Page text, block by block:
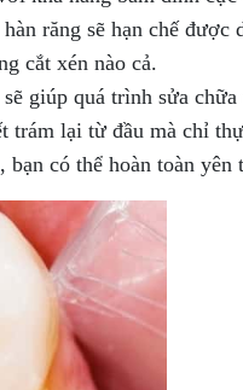
răng sẽ hạn chế
cắt xén nào cả.
giúp quá trình sửa
lại từ đầu mà chỉ
có thể hoàn toàn